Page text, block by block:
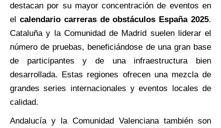
destacan por su mayor concentración de eventos en
el calendario carreras de obstáculos España 2025.
Cataluña y la Comunidad de Madrid suelen liderar el
número de pruebas, beneficiándose de una gran base
de participantes y de una infraestructura bien
desarrollada. Estas regiones ofrecen una mezcla de
grandes series internacionales y eventos locales de
calidad.
Andalucía y la Comunidad Valenciana también son